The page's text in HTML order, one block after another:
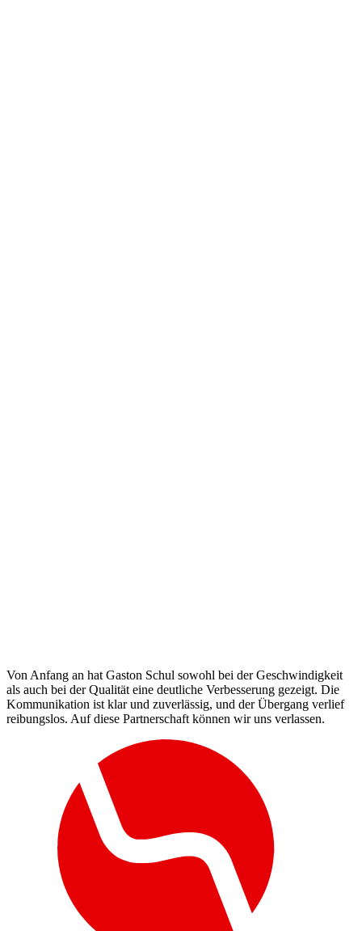
Von Anfang an hat Gaston Schul sowohl bei der Geschwindigkeit
als auch bei der Qualität eine deutliche Verbesserung gezeigt. Die
Kommunikation ist klar und zuverlässig, und der Übergang verlief
reibungslos. Auf diese Partnerschaft können wir uns verlassen.